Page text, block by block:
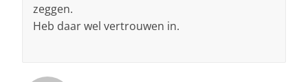
zeggen.
Heb daar wel vertrouwen in.